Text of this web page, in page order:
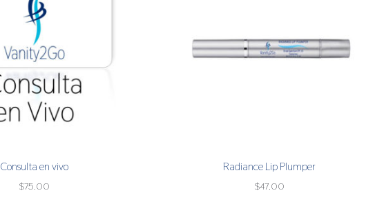
Consulta en vivo
$75.00
Radiance Lip Plumper
$47.00